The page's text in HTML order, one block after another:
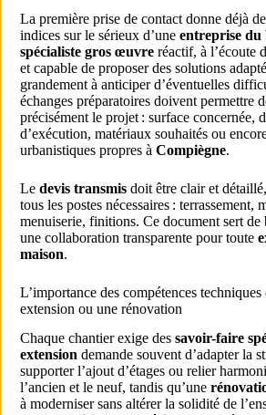
La première prise de contact donne déjà
indices sur le sérieux d’une entreprise du
spécialiste gros œuvre réactif, à l’écoute
et capable de proposer des solutions
grandement à anticiper d’éventuelles
échanges préparatoires doivent permettre
précisément le projet : surface concernée,
d’exécution, matériaux souhaités ou
urbanistiques propres à Compiègne.
Le devis transmis doit être clair et
tous les postes nécessaires : terrassement,
menuiserie, finitions. Ce document sert de
une collaboration transparente pour toute
maison.
L’importance des compétences techniques
extension ou une rénovation
Chaque chantier exige des savoir-faire
extension demande souvent d’adapter la
supporter l’ajout d’étages ou relier
l’ancien et le neuf, tandis qu’une
à moderniser sans altérer la solidité de